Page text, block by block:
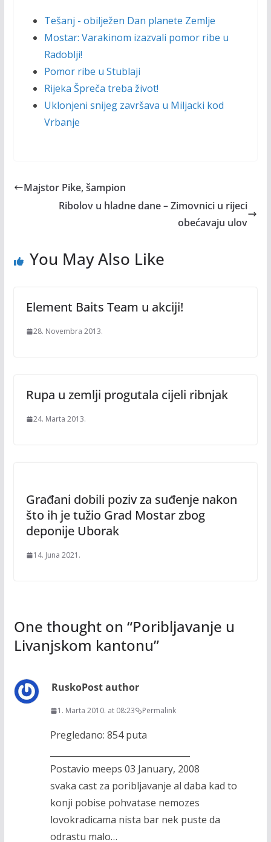
Tešanj - obilježen Dan planete Zemlje
Mostar: Varakinom izazvali pomor ribe u
Radoblji!
Pomor ribe u Stublaji
Rijeka Špreča treba život!
Uklonjeni snijeg završava u Miljacki kod
Vrbanje
Majstor Pike, šampion
Ribolov u hladne dane – Zimovnici u rijeci
obećavaju ulov
You May Also Like
Element Baits Team u akciji!
28. Novembra 2013.
Rupa u zemlji progutala cijeli ribnjak
24. Marta 2013.
Građani dobili poziv za suđenje nakon
što ih je tužio Grad Mostar zbog
deponije Uborak
14. Juna 2021.
One thought on “Poribljavanje u
Livanjskom kantonu”
RuskoPost author
1. Marta 2010. at 08:23 Permalink
Pregledano: 854 puta
Postavio meeps 03 January, 2008
svaka cast za poribljavanje al daba kad to
konji pobise pohvatase nemozes
lovokradicama nista bar nek puste da
odrastu malo…